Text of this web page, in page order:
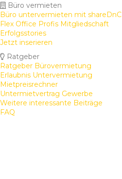
Büro vermieten
Büro untervermieten mit shareDnC
Flex Office Profis Mitgliedschaft
Erfolgsstories
Jetzt inserieren
Ratgeber
Ratgeber Bürovermietung
Erlaubnis Untervermietung
Mietpreisrechner
Untermietvertrag Gewerbe
Weitere interessante Beiträge
FAQ